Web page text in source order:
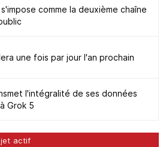
comme la deuxième chaîne
une fois par jour l'an prochain
l'intégralité de ses données
Grok 5
actif